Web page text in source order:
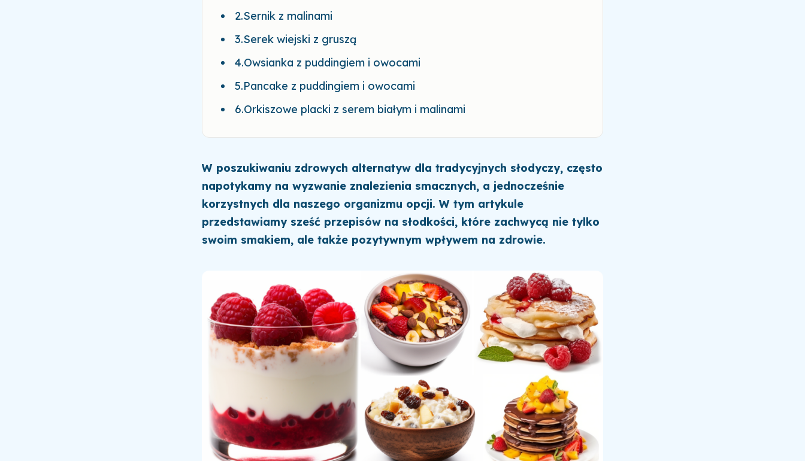
2.Sernik z malinami
3.Serek wiejski z gruszą
4.Owsianka z puddingiem i owocami
5.Pancake z puddingiem i owocami
6.Orkiszowe placki z serem białym i malinami
W poszukiwaniu zdrowych alternatyw dla tradycyjnych słodyczy, często
napotykamy na wyzwanie znalezienia smacznych, a jednocześnie
korzystnych dla naszego organizmu opcji. W tym artykule
przedstawiamy sześć przepisów na słodkości, które zachwycą nie tylko
swoim smakiem, ale także pozytywnym wpływem na zdrowie.